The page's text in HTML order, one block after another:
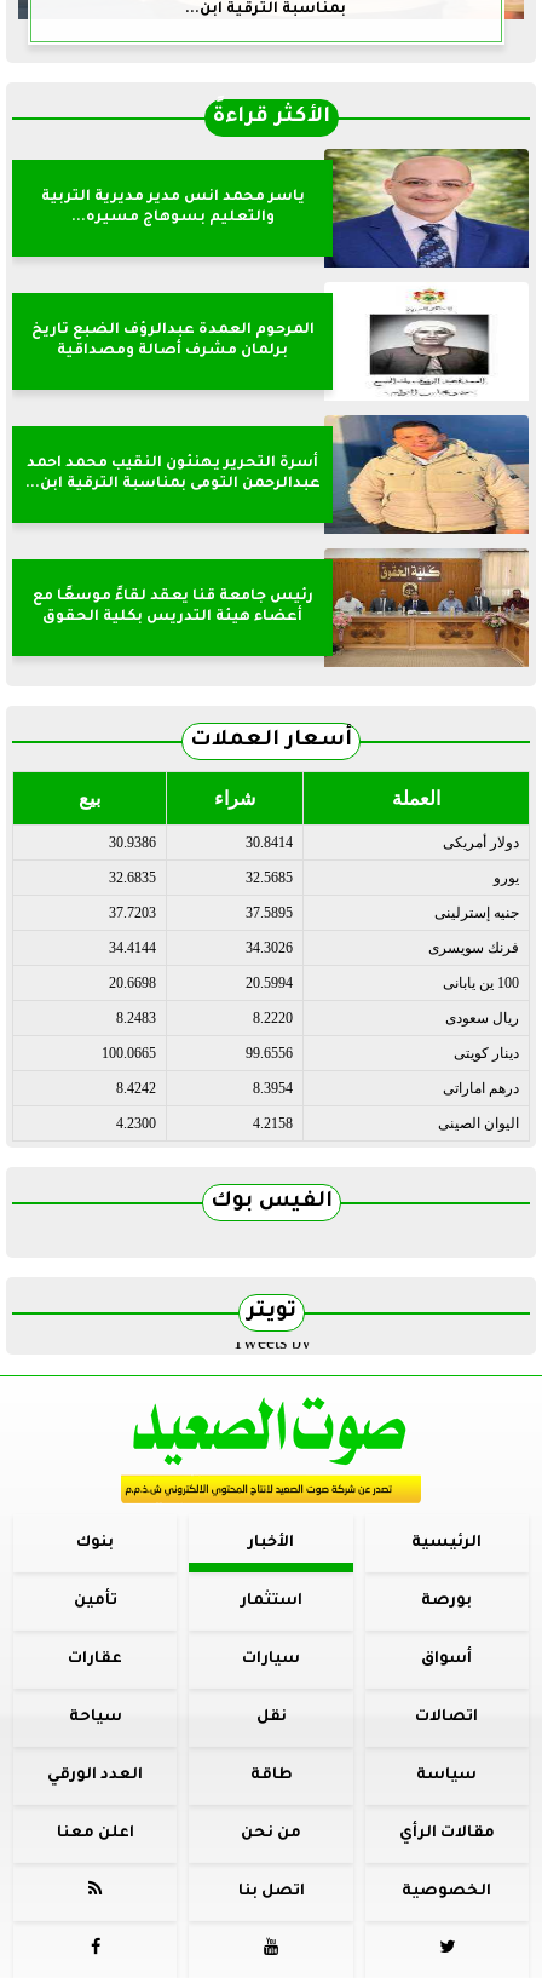
بمناسبة الترقية ابن...
الأكثر قراءةً
ياسر محمد انس مدير مديرية التربية
والتعليم بسوهاج مسيره...
المرحوم العمدة عبدالرؤف الضبع تاريخ
برلمان مشرف أصالة ومصداقية
أسرة التحرير يهنئون النقيب محمد احمد
عبدالرحمن التومى بمناسبة الترقية ابن...
رئيس جامعة قنا يعقد لقاءً موسعًا مع
أعضاء هيئة التدريس بكلية الحقوق
أسعار العملات
العملة شراء بيع
دولار أمريكى 30.8414
30.9386
يورو 32.5685
32.6835
جنيه إسترلينى 37.5895
37.7203
فرنك سويسرى 34.3026
34.4144
100 ين يابانى 20.5994
20.6698
ريال سعودى 8.2220
8.2483
دينار كويتى 99.6556
100.0665
درهم اماراتى 8.3954
8.4242
اليوان الصينى 4.2158
4.2300
الفيس بوك
تويتر
Tweets by
الرئيسية الأخبار بنوك
بورصة استثمار تأمين
أسواق سيارات عقارات
اتصالات نقل سياحة
سياسة طاقة العدد الورقي
مقالات الرأي من نحن اعلن معنا
الخصوصية اتصل بنا 


